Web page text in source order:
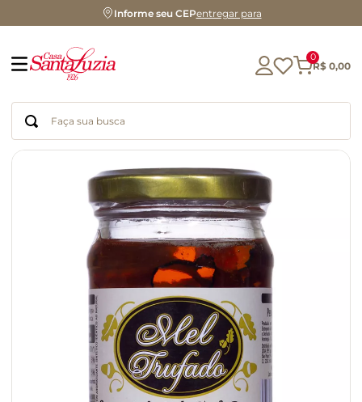
Informe seu CEPentregar para
0
R$ 0,00
Faça sua busca
Termos mais buscados